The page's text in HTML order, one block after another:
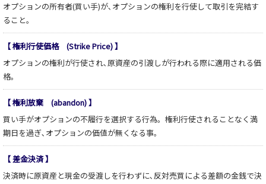
オプションの所有者(買い手)が､オプションの権利を行使して取引を完結す
ること。
【 権利行使価格 (Strike Price) 】
オプションの権利が行使され､原資産の引渡しが行われる際に適用される価
格。
【 権利放棄 (abandon) 】
買い手がオプションの不履行を選択する行為。権利行使されることなく満
期日を過ぎ､オプションの価値が無くなる事。
【 差金決済 】
決済時に原資産と現金の受渡しを行わずに､反対売買による差額の金銭で決